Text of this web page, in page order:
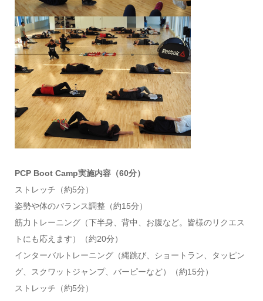
PCP Boot Camp実施内容（60分）
ストレッチ（約5分）
姿勢や体のバランス調整（約15分）
筋力トレーニング（下半身、背中、お腹など。皆様のリクエス
トにも応えます）（約20分）
インターバルトレーニング（縄跳び、ショートラン、タッピン
グ、スクワットジャンプ、バーピーなど）（約15分）
ストレッチ（約5分）